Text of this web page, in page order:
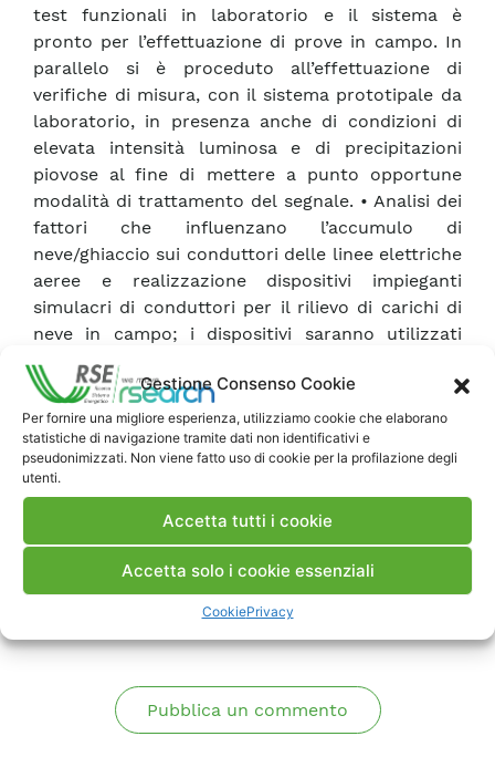
Gestione Consenso Cookie
Per fornire una migliore esperienza, utilizziamo cookie che elaborano
statistiche di navigazione tramite dati non identificativi e
pseudonimizzati. Non viene fatto uso di cookie per la profilazione degli
utenti.
Accetta tutti i cookie
Accetta solo i cookie essenziali
CookiePrivacy
test funzionali in laboratorio e il sistema è
pronto per l’effettuazione di prove in campo. In
parallelo si è proceduto all’effettuazione di
verifiche di misura, con il sistema prototipale da
laboratorio, in presenza anche di condizioni di
elevata intensità luminosa e di precipitazioni
piovose al fine di mettere a punto opportune
modalità di trattamento del segnale. • Analisi dei
fattori che influenzano l’accumulo di
neve/ghiaccio sui conduttori delle linee elettriche
aeree e realizzazione dispositivi impieganti
simulacri di conduttori per il rilievo di carichi di
neve in campo; i dispositivi saranno utilizzati
nell’ambito campagne sperimentali per lo studio
del fenomeno di accrescimento delle formazioni
di neve e ghiaccio sui conduttori e per la
caratterizzazione di siti nei confronti di questi
fenomeni.
Commenti
Pubblica un commento